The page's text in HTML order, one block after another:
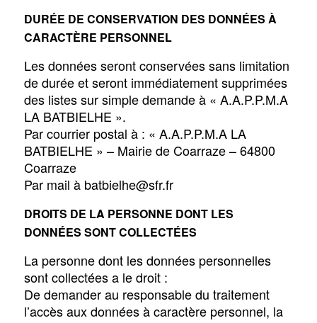
DURÉE DE CONSERVATION DES DONNÉES À
CARACTÈRE PERSONNEL
Les données seront conservées sans limitation
de durée et seront immédiatement supprimées
des listes sur simple demande à « A.A.P.P.M.A
LA BATBIELHE ».
Par courrier postal à : « A.A.P.P.M.A LA
BATBIELHE » – Mairie de Coarraze – 64800
Coarraze
Par mail à batbielhe@sfr.fr
DROITS DE LA PERSONNE DONT LES
DONNÉES SONT COLLECTÉES
La personne dont les données personnelles
sont collectées a le droit :
De demander au responsable du traitement
l’accès aux données à caractère personnel, la